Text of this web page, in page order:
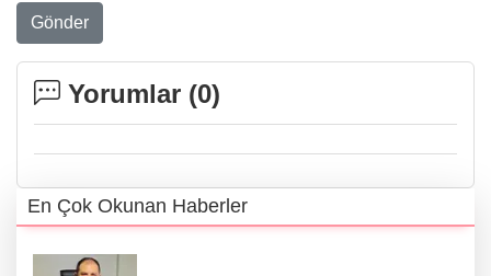
Gönder
Yorumlar (0)
En Çok Okunan Haberler